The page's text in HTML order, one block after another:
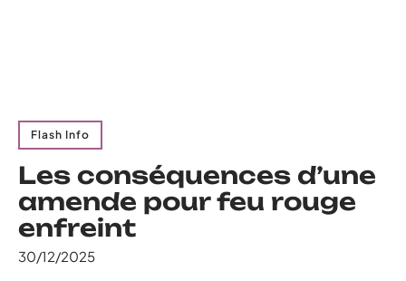
Flash Info
Les conséquences d’une
amende pour feu rouge
enfreint
30/12/2025